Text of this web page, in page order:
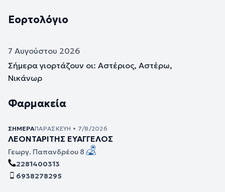
Εορτολόγιο
7 Αυγούστου 2026
Σήμερα γιορτάζουν οι: Αστέριος, Αστέρω,
Νικάνωρ
Φαρμακεία
ΣΉΜΕΡΑΠΑΡΑΣΚΕΥΉ • 7/8/2026
ΛΕΟΝΤΑΡΙΤΗΣ ΕΥΑΓΓΕΛΟΣ
Γεωργ. Παπανδρέου 8
2281400313
6938278295